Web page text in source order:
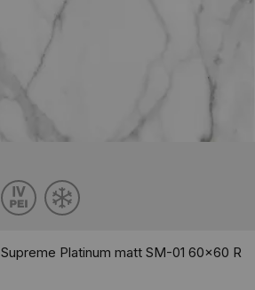
Supreme Platinum matt SM-01 60x60 R